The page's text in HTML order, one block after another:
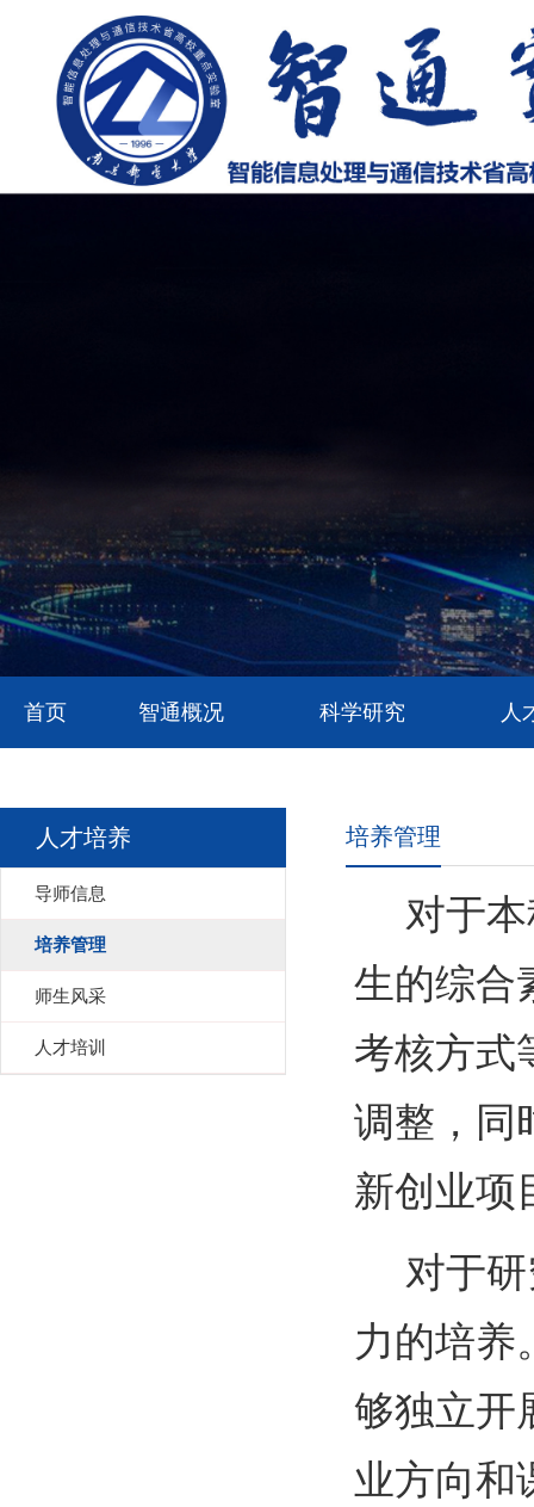
首页 智通概况 科学研究 人
人才培养
导师信息
培养管理
师生风采
人才培训
培养管理
对于
生的综合
考核方式
调整，同
新创业项
对于
力的培养
够独立开
业方向和